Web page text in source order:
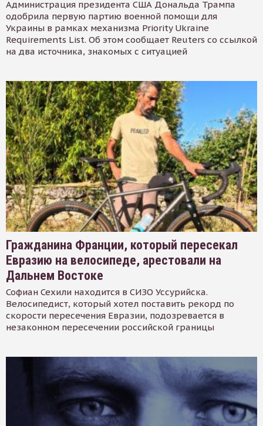
Администрация президента США Дональда Трампа
одобрила первую партию военной помощи для
Украины в рамках механизма Priority Ukraine
Requirements List. Об этом сообщает Reuters со ссылкой
на два источника, знакомых с ситуацией
Гражданина Франции, который пересекал
Евразию на велосипеде, арестовали на
Дальнем Востоке
Софиан Сехили находится в СИЗО Уссурийска.
Велосипедист, который хотел поставить рекорд по
скорости пересечения Евразии, подозревается в
незаконном пересечении российской границы